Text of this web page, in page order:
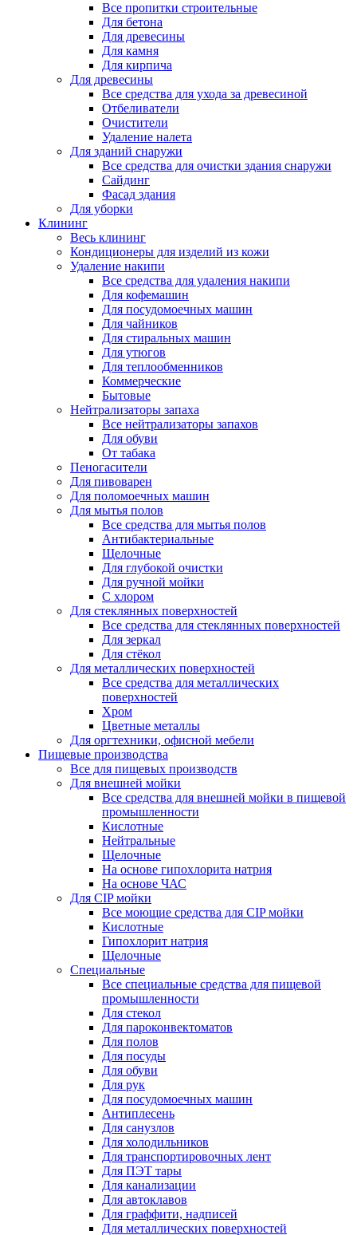
Все пропитки строительные
Для бетона
Для древесины
Для камня
Для кирпича
Для древесины
Все средства для ухода за древесиной
Отбеливатели
Очистители
Удаление налета
Для зданий снаружи
Все средства для очистки здания снаружи
Сайдинг
Фасад здания
Для уборки
Клининг
Весь клининг
Кондиционеры для изделий из кожи
Удаление накипи
Все средства для удаления накипи
Для кофемашин
Для посудомоечных машин
Для чайников
Для стиральных машин
Для утюгов
Для теплообменников
Коммерческие
Бытовые
Нейтрализаторы запаха
Все нейтрализаторы запахов
Для обуви
От табака
Пеногасители
Для пивоварен
Для поломоечных машин
Для мытья полов
Все средства для мытья полов
Антибактериальные
Щелочные
Для глубокой очистки
Для ручной мойки
С хлором
Для стеклянных поверхностей
Все средства для стеклянных поверхностей
Для зеркал
Для стёкол
Для металлических поверхностей
Все средства для металлических
поверхностей
Хром
Цветные металлы
Для оргтехники, офисной мебели
Пищевые производства
Все для пищевых производств
Для внешней мойки
Все средства для внешней мойки в пищевой
промышленности
Кислотные
Нейтральные
Щелочные
На основе гипохлорита натрия
На основе ЧАС
Для CIP мойки
Все моющие средства для CIP мойки
Кислотные
Гипохлорит натрия
Щелочные
Специальные
Все специальные средства для пищевой
промышленности
Для стекол
Для пароконвектоматов
Для полов
Для посуды
Для обуви
Для рук
Для посудомоечных машин
Антиплесень
Для санузлов
Для холодильников
Для транспортировочных лент
Для ПЭТ тары
Для канализации
Для автоклавов
Для граффити, надписей
Для металлических поверхностей